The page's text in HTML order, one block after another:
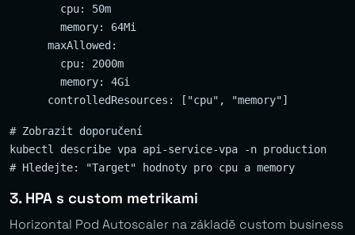
        cpu: 50m
        memory: 64Mi
      maxAllowed:
        cpu: 2000m
        memory: 4Gi
# Zobrazit doporučení
kubectl describe vpa api-service-vpa -n production
3. HPA s custom metrikami
Horizontal Pod Autoscaler na základě custom business